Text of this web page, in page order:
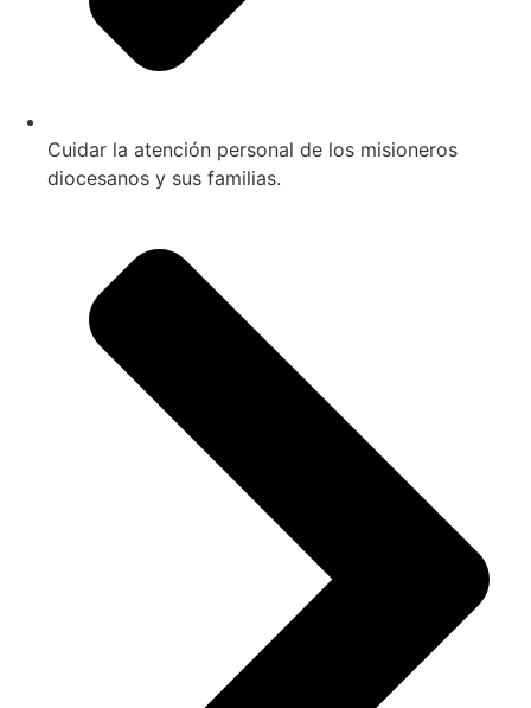
Cuidar la atención personal de los misioneros
diocesanos y sus familias.